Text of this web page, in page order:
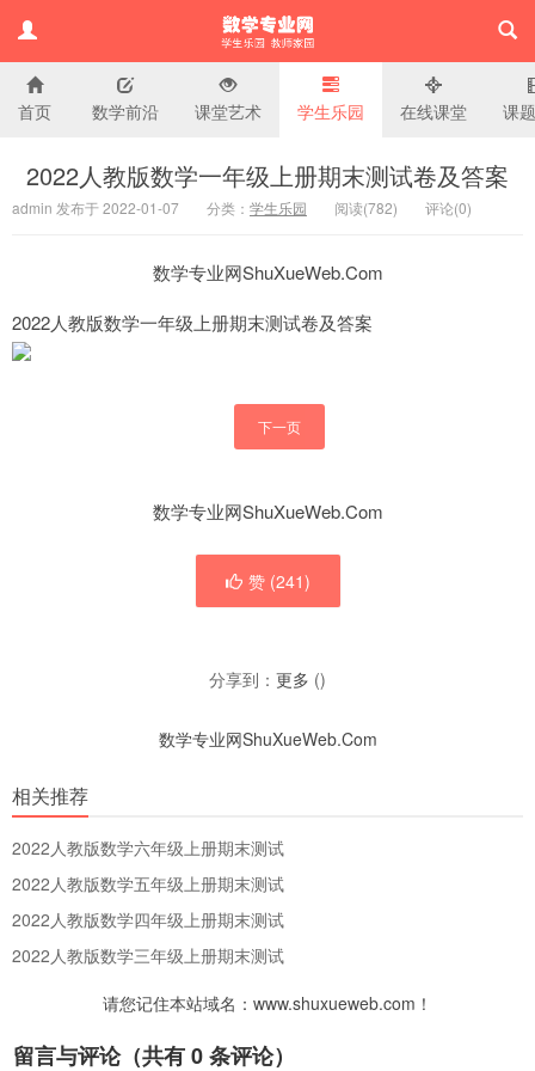
小学数学专业网
首页 数学前沿 课堂艺术 学生乐园 在线课堂 课
2022人教版数学一年级上册期末测试卷及答案
admin 发布于 2022-01-07 分类： 学生乐园 阅读(782) 评论(0)
数学专业网ShuXueWeb.Com
2022人教版数学一年级上册期末测试卷及答案
下一页
数学专业网ShuXueWeb.Com
赞 (241)
分享到： 更多 ()
数学专业网ShuXueWeb.Com
相关推荐
2022人教版数学六年级上册期末测试
2022人教版数学五年级上册期末测试
2022人教版数学四年级上册期末测试
2022人教版数学三年级上册期末测试
请您记住本站域名：www.shuxueweb.com！
留言与评论（共有0条评论）